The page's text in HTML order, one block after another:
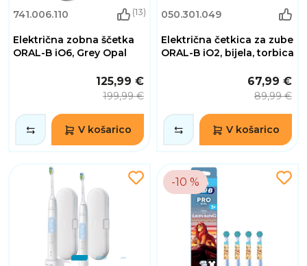
741.006.110 (13)
Električna zobna ščetka
ORAL-B iO6, Grey Opal
125,99 €
199,99 €
V košarico
050.301.049
Električna četkica za zube
ORAL-B iO2, bijela, torbica
67,99 €
89,99 €
V košarico
-10 %